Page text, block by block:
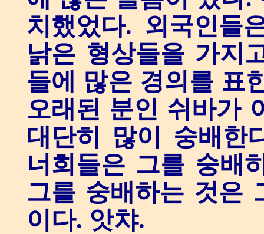
치했었다. 외국인들
낡은 형상들을 가지
들에 많은 경의를 표
오래된 분인 쉬바가
대단히 많이 숭배한
너희들은 그를 숭배
그를 숭배하는 것은
이다. 앗챠.